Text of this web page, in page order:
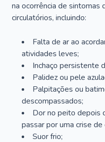
na ocorrência de sintomas
circulatórios, incluindo:
Falta de ar ao
atividades leves;
Inchaço persistente
Palidez ou pele
Palpitações ou
descompassados;
Dor no peito depois
passar por uma crise
Suor frio;